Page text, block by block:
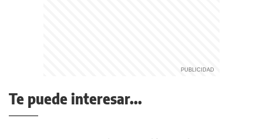
Te puede interesar...